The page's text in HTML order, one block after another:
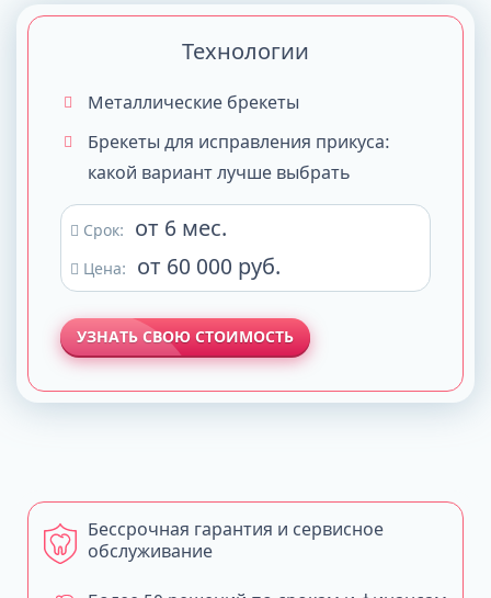
Технологии
Металлические брекеты
Брекеты для исправления прикуса:
какой вариант лучше выбрать
Срок: от 6 мес.
Цена: от 60 000 руб.
УЗНАТЬ СВОЮ СТОИМОСТЬ
Бессрочная гарантия и сервисное
обслуживание